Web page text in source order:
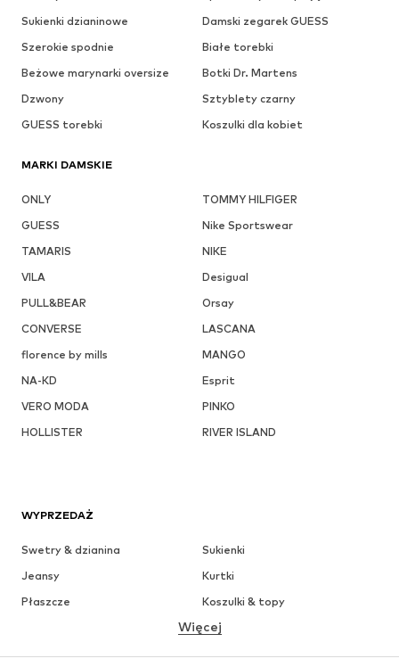
Sukienki dzianinowe
Damski zegarek GUESS
Szerokie spodnie
Białe torebki
Beżowe marynarki oversize
Botki Dr. Martens
Dzwony
Sztyblety czarny
GUESS torebki
Koszulki dla kobiet
MARKI DAMSKIE
ONLY
TOMMY HILFIGER
GUESS
Nike Sportswear
TAMARIS
NIKE
VILA
Desigual
PULL&BEAR
Orsay
CONVERSE
LASCANA
florence by mills
MANGO
NA-KD
Esprit
VERO MODA
PINKO
HOLLISTER
RIVER ISLAND
WYPRZEDAŻ
Swetry & dzianina
Sukienki
Jeansy
Kurtki
Płaszcze
Koszulki & topy
Bielizna
Spódnice
Bluzki & koszule
Więcej